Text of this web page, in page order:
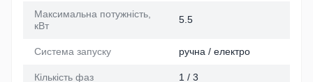
Максимальна потужність,
кВт
5.5
Система запуску ручна / електро
Кількість фаз 1 / 3